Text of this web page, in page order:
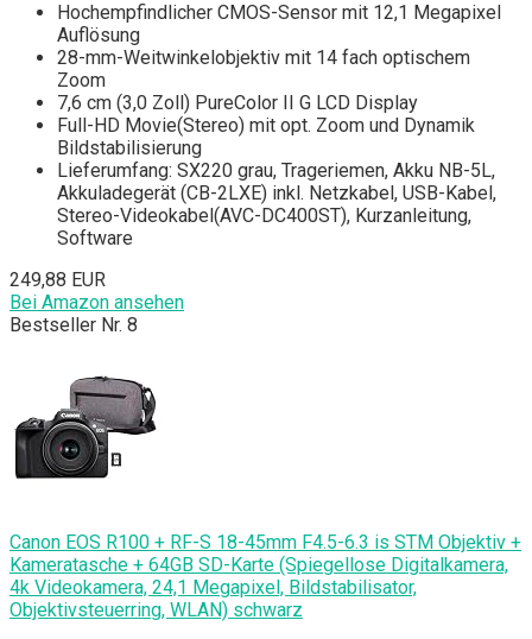
Hochempfindlicher CMOS-Sensor mit 12,1 Megapixel
Auflösung
28-mm-Weitwinkelobjektiv mit 14 fach optischem
Zoom
7,6 cm (3,0 Zoll) PureColor II G LCD Display
Full-HD Movie(Stereo) mit opt. Zoom und Dynamik
Bildstabilisierung
Lieferumfang: SX220 grau, Trageriemen, Akku NB-5L,
Akkuladegerät (CB-2LXE) inkl. Netzkabel, USB-Kabel,
Stereo-Videokabel(AVC-DC400ST), Kurzanleitung,
Software
249,88 EUR
Bei Amazon ansehen
Bestseller Nr. 8
Canon EOS R100 + RF-S 18-45mm F4.5-6.3 is STM Objektiv +
Kameratasche + 64GB SD-Karte (Spiegellose Digitalkamera,
4k Videokamera, 24,1 Megapixel, Bildstabilisator,
Objektivsteuerring, WLAN) schwarz